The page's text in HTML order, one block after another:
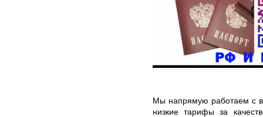
Мы напрямую работаем с
низкие тарифы за